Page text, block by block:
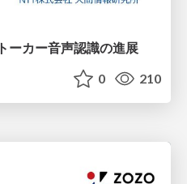
ーカー音声認識の進展
0 210